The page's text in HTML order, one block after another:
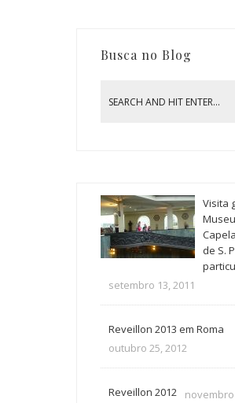
Busca no Blog
Visita
de S.
setembro 13, 2011
Reveillon 2013 em Roma
outubro 25, 2012
Reveillon 2012 novembro